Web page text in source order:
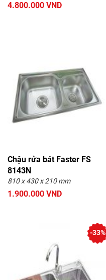
4.800.000 VND
Chậu rửa bát Faster FS
8143N
810 x 430 x 210 mm
1.900.000 VND
-33%